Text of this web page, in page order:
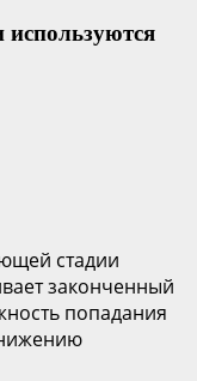
стадии
законченный
попадания